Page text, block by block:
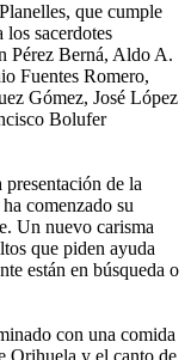
que cumple
los sacerdotes
Pérez Berná, Aldo A.
Fuentes Romero,
Gómez, José López
Bolufer
de la
comenzado su
Un nuevo carisma
que piden ayuda
están en búsqueda o
con una comida